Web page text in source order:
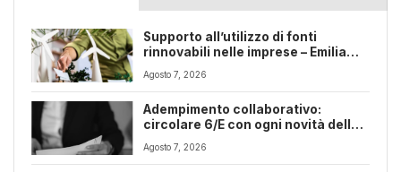
Supporto all’utilizzo di fonti
rinnovabili nelle imprese – Emilia
Romagna
Agosto 7, 2026
Adempimento collaborativo:
circolare 6/E con ogni novità della
riforma fiscale
Agosto 7, 2026